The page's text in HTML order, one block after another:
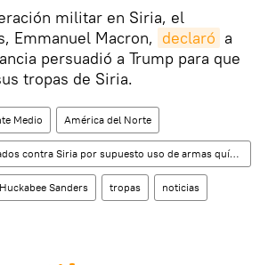
militar en Siria, el
Emmanuel Macron, declaró a
persuadió a Trump para que
tropas de Siria.
Medio América del Norte
Ataque de EEUU y sus aliados contra Siria por supuesto uso de armas químicas
Sanders tropas noticias